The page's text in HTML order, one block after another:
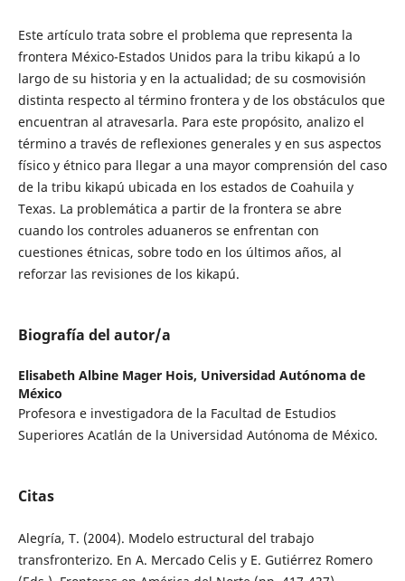
Este artículo trata sobre el problema que representa la
frontera México-Estados Unidos para la tribu kikapú a lo
largo de su historia y en la actualidad; de su cosmovisión
distinta respecto al término frontera y de los obstáculos que
encuentran al atravesarla. Para este propósito, analizo el
término a través de reflexiones generales y en sus aspectos
físico y étnico para llegar a una mayor comprensión del caso
de la tribu kikapú ubicada en los estados de Coahuila y
Texas. La problemática a partir de la frontera se abre
cuando los controles aduaneros se enfrentan con
cuestiones étnicas, sobre todo en los últimos años, al
reforzar las revisiones de los kikapú.
Biografía del autor/a
Elisabeth Albine Mager Hois, Universidad Autónoma de
México
Profesora e investigadora de la Facultad de Estudios
Superiores Acatlán de la Universidad Autónoma de México.
Citas
Alegría, T. (2004). Modelo estructural del trabajo
transfronterizo. En A. Mercado Celis y E. Gutiérrez Romero